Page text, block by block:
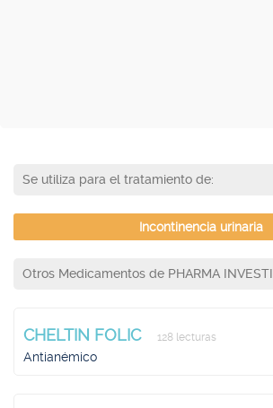
Se utiliza para el tratamiento de:
Incontinencia urinaria
Otros Medicamentos de PHARMA INVESTI
CHELTIN FOLIC 128 lecturas
Antianémico